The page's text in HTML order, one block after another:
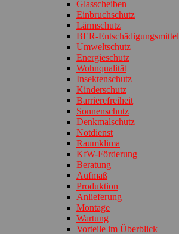
Glasscheiben
Einbruchschutz
Lärmschutz
BER-Entschädigungsmittel
Umweltschutz
Energieschutz
Wohnqualität
Insektenschutz
Kinderschutz
Barrierefreiheit
Sonnenschutz
Denkmalschutz
Notdienst
Raumklima
KfW-Förderung
Beratung
Aufmaß
Produktion
Anlieferung
Montage
Wartung
Vorteile im Überblick